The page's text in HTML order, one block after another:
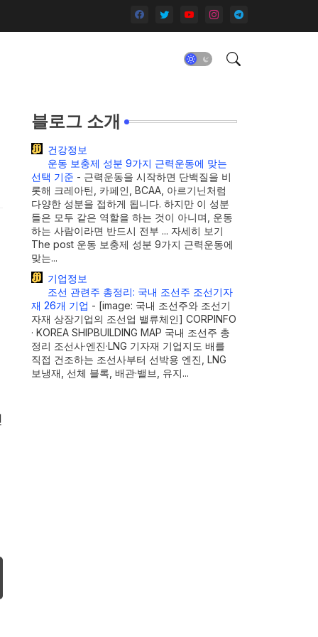
블로그 소개
건강정보
운동 보충제 성분 9가지 근력운동에 맞는
선택 기준 - 근력운동을 시작하면 단백질을 비
롯해 크레아틴, 카페인, BCAA, 아르기닌처럼
다양한 성분을 접하게 됩니다. 하지만 이 성분
들은 모두 같은 역할을 하는 것이 아니며, 운동
하는 사람이라면 반드시 전부 ... 자세히 보기
The post 운동 보충제 성분 9가지 근력운동에
맞는...
기업정보
조선 관련주 총정리: 국내 조선주 조선기자
재 26개 기업 - [image: 국내 조선주와 조선기
자재 상장기업의 조선업 밸류체인] CORPINFO
· KOREA SHIPBUILDING MAP 국내 조선주 총
정리 조선사·엔진·LNG 기자재 기업지도 배를
직접 건조하는 조선사부터 선박용 엔진, LNG
보냉재, 선체 블록, 배관·밸브, 유지...